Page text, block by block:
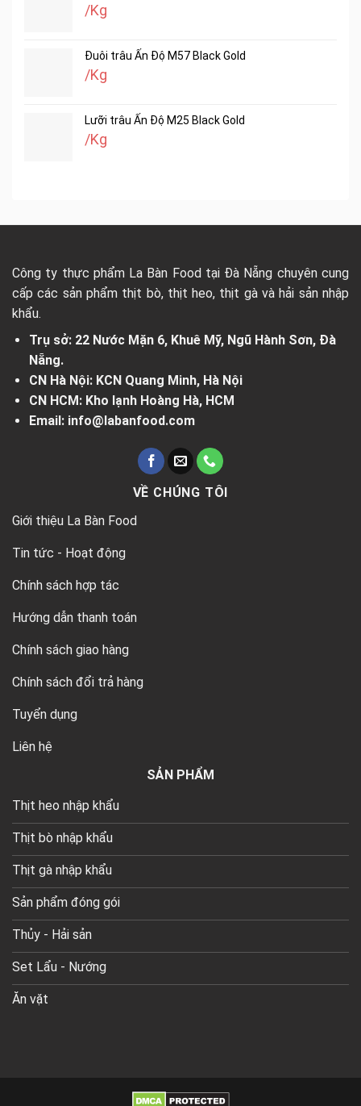
/Kg
Đuôi trâu Ấn Độ M57 Black Gold
/Kg
Lưỡi trâu Ấn Độ M25 Black Gold
/Kg
Công ty thực phẩm La Bàn Food tại Đà Nẵng chuyên cung
cấp các sản phẩm thịt bò, thịt heo, thịt gà và hải sản nhập
khẩu.
Trụ sở: 22 Nước Mặn 6, Khuê Mỹ, Ngũ Hành Sơn, Đà
Nẵng.
CN Hà Nội: KCN Quang Minh, Hà Nội
CN HCM: Kho lạnh Hoàng Hà, HCM
Email: info@labanfood.com
VỀ CHÚNG TÔI
Giới thiệu La Bàn Food
Tin tức - Hoạt động
Chính sách hợp tác
Hướng dẫn thanh toán
Chính sách giao hàng
Chính sách đổi trả hàng
Tuyển dụng
Liên hệ
SẢN PHẨM
Thịt heo nhập khẩu
Thịt bò nhập khẩu
Thịt gà nhập khẩu
Sản phẩm đóng gói
Thủy - Hải sản
Set Lẩu - Nướng
Ăn vặt